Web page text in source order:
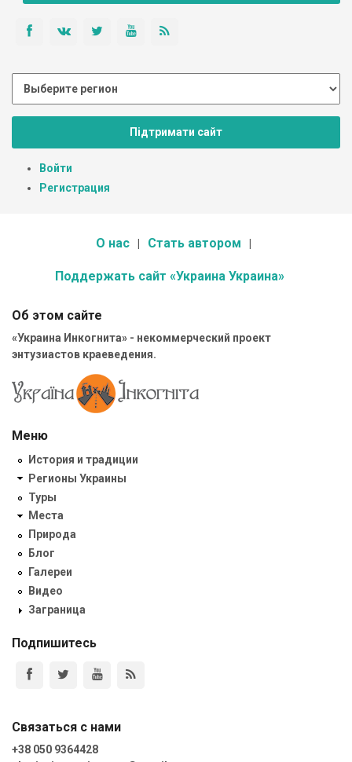
Підтримати сайт
Войти
Регистрация
О нас Стать автором
Поддержать сайт «Украина Украина»
Об этом сайте
«Украина Инкогнита» - некоммерческий проект
энтузиастов краеведения.
Меню
История и традиции
Регионы Украины
Туры
Места
Природа
Блог
Галереи
Видео
Заграница
Подпишитесь
Связаться с нами
+38 050 9364428